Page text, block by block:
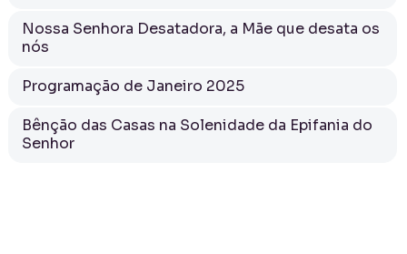
Nossa Senhora Desatadora, a Mãe que desata os
nós
Programação de Janeiro 2025
Bênção das Casas na Solenidade da Epifania do
Senhor